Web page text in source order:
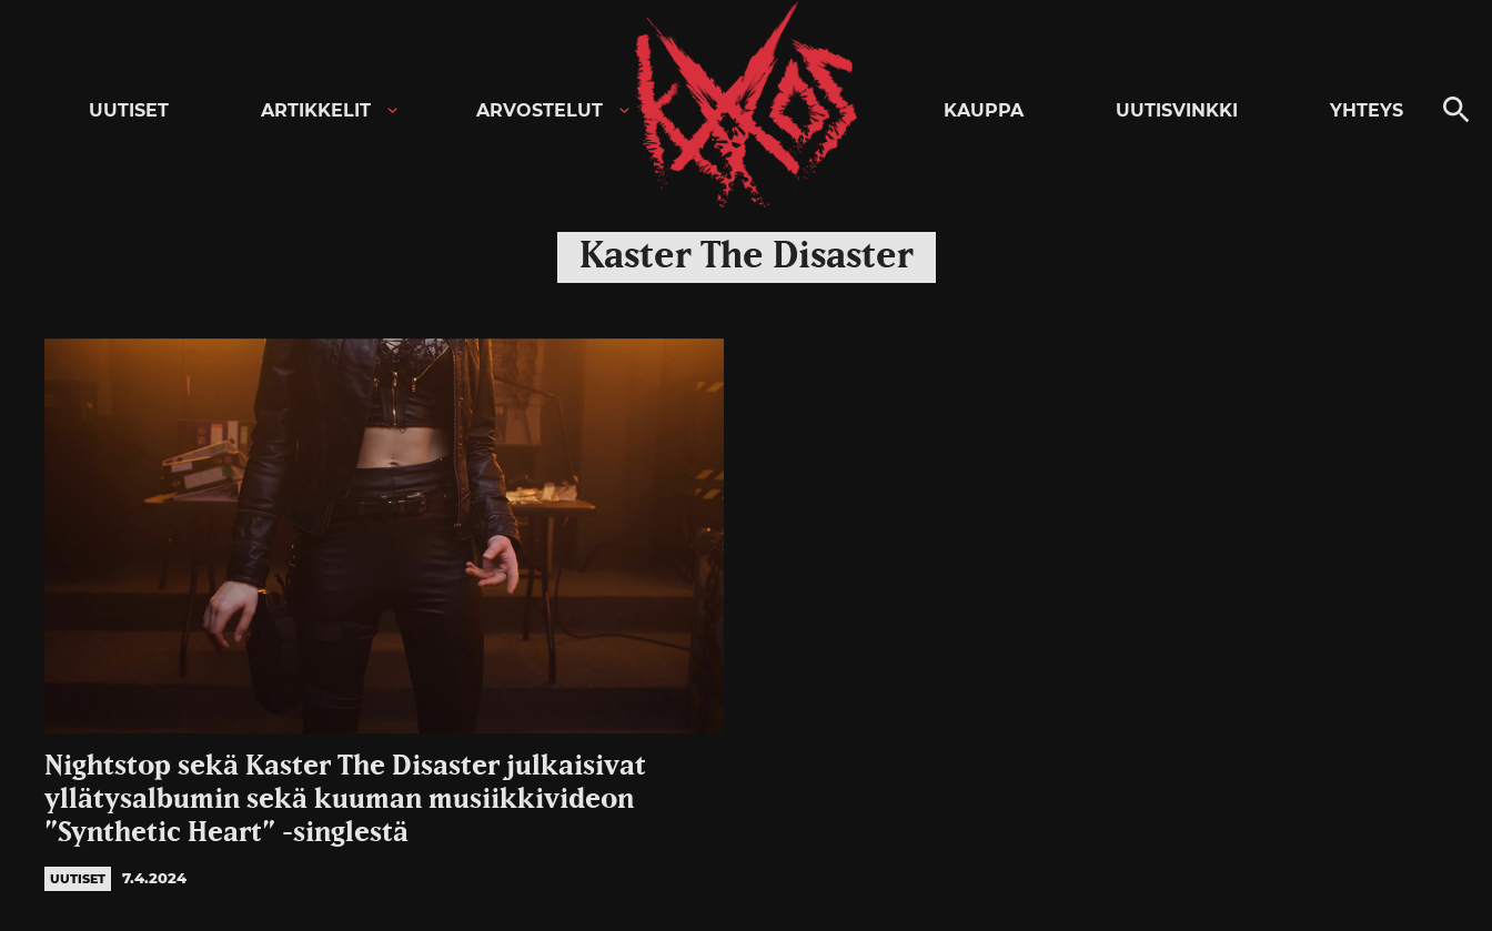
Kaaoszine
UUTISET ARTIKKELIT ARVOSTELUT KAUPPA UUTISVINKKI YHTEYS
Kaster The Disaster
Nightstop sekä Kaster The Disaster julkaisivat
yllätysalbumin sekä kuuman musiikkivideon
”Synthetic Heart” -singlestä
UUTISET 7.4.2024